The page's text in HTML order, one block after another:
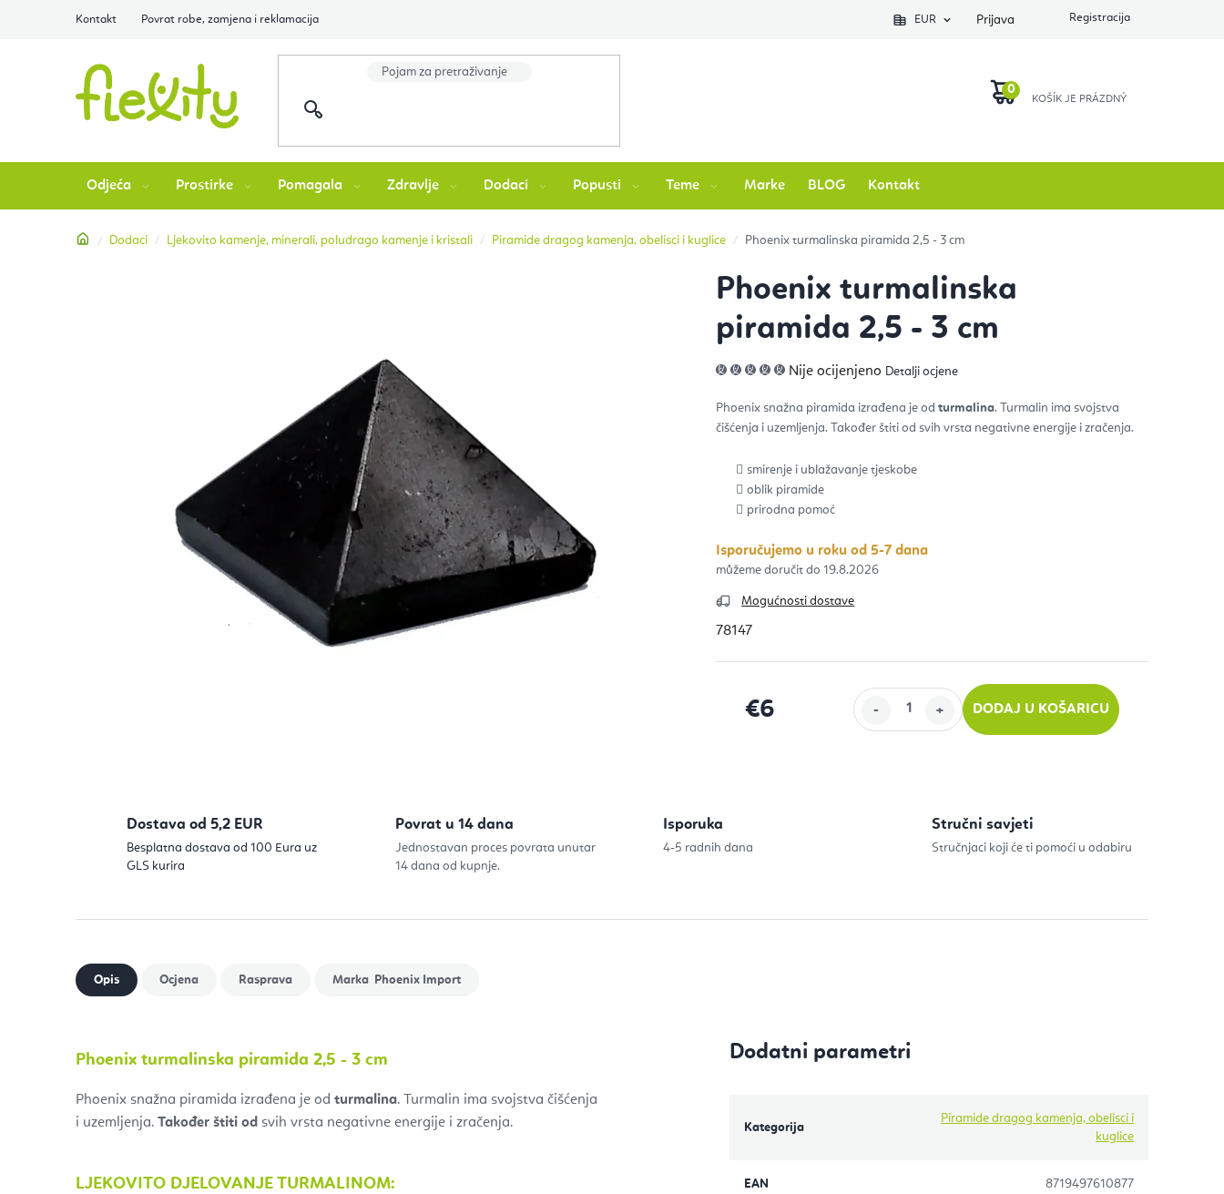
Kontakt Povrat robe, zamjena i reklamacija EUR Prijava
Odjeća Prostirke Pomagala Zdravlje Dodaci Popusti Teme Marke BLOG Kontakt
Početna
Dodaci Ljekovito kamenje, minerali, poludrago kamenje i kristali Piramide dragog kamenja, obelisci i kuglice Phoenix turmalinska piramida 2,5 - 3 cm
Phoenix turmalinska
piramida 2,5 - 3 cm
Prosječna
ocjena
0,0
od
5
Nije ocijenjeno Detalji ocjene
Phoenix snažna piramida izrađena je odturmalina. Turmalin ima svojstva
čišćenja i uzemljenja. Također štiti od svih vrsta negativne energije i zračenja.
smirenje i ublažavanje tjeskobe
oblik piramide
prirodna pomoć
Isporučujemo u roku od 5-7 dana
19.8.2026
Mogućnosti dostave
78147
€6 DODAJ U KOŠARICU
Dostava od 5,2 EUR
Besplatna dostava od 100 Eura uz
GLS kurira
Povrat u 14 dana
Jednostavan proces povrata unutar
14 dana od kupnje.
Isporuka
4-5 radnih dana
Stručni savjeti
Stručnjaci koji će ti pomoći u odabiru
Phoenix Import
Phoenix turmalinska piramida 2,5 - 3 cm
Phoenix snažna piramida izrađena je od turmalina. Turmalin ima svojstva čišćenja
i uzemljenja. Također štiti od svih vrsta negativne energije i zračenja.
LJEKOVITO DJELOVANJE TURMALINOM:
Dodatni parametri
Kategorija
Piramide dragog kamenja, obelisci i
kuglice
EAN 8719497610877